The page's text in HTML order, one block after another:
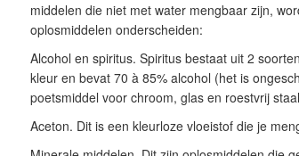
middelen die niet met water mengbaar zijn,
oplosmiddelen onderscheiden:
Alcohol en spiritus. Spiritus bestaat uit 2
kleur en bevat 70 à 85% alcohol (het is
poetsmiddel voor chroom, glas en roestvrij
Aceton. Dit is een kleurloze vloeistof die je